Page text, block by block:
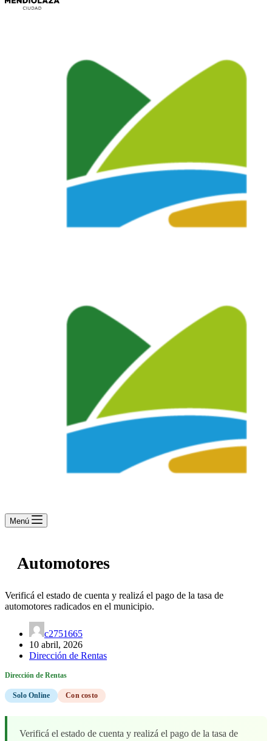
Menú
Automotores
Verificá el estado de cuenta y realizá el pago de la tasa de
automotores radicados en el municipio.
c2751665
10 abril, 2026
Dirección de Rentas
Dirección de Rentas
Solo Online Con costo
Verificá el estado de cuenta y realizá el pago de la tasa de